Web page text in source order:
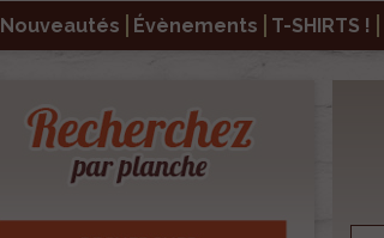
Nouveautés Évènements T-SHIRTS !